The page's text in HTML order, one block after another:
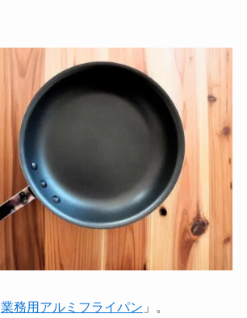
業務用アルミフライパン 」。